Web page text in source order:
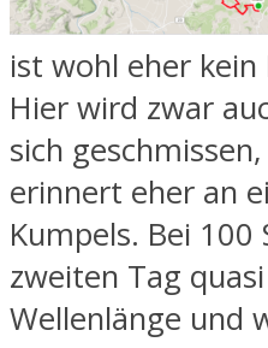
ist wohl eher kein
Hier wird zwar
sich
erinnert eher an
Kumpels. Bei
zweiten Tag
Wellenlänge und